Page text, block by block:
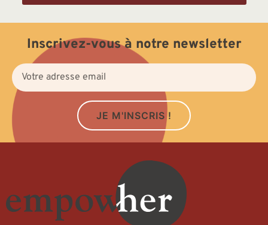
Inscrivez-vous à notre newsletter
JE M'INSCRIS !